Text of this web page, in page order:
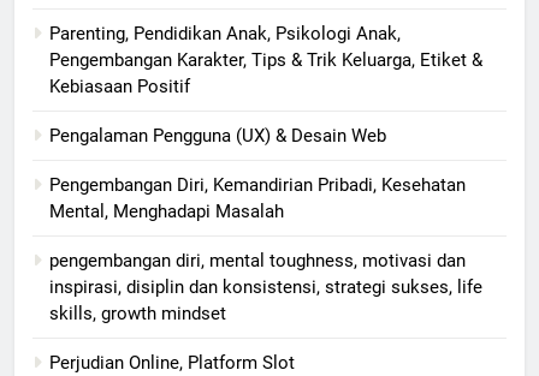
Parenting, Pendidikan Anak, Psikologi Anak,
Pengembangan Karakter, Tips & Trik Keluarga, Etiket &
Kebiasaan Positif
Pengalaman Pengguna (UX) & Desain Web
Pengembangan Diri, Kemandirian Pribadi, Kesehatan
Mental, Menghadapi Masalah
pengembangan diri, mental toughness, motivasi dan
inspirasi, disiplin dan konsistensi, strategi sukses, life
skills, growth mindset
Perjudian Online, Platform Slot